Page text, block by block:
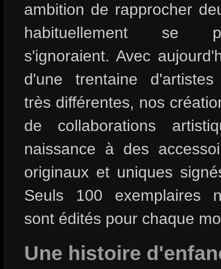
ambition de rapprocher
habituellement se
s'ignoraient. Avec
d'une trentaine d'artistes
très différentes, nos
de collaborations
naissance à des
originaux et uniques
Seuls 100 exemplaires
sont édités pour chaque
Une histoire